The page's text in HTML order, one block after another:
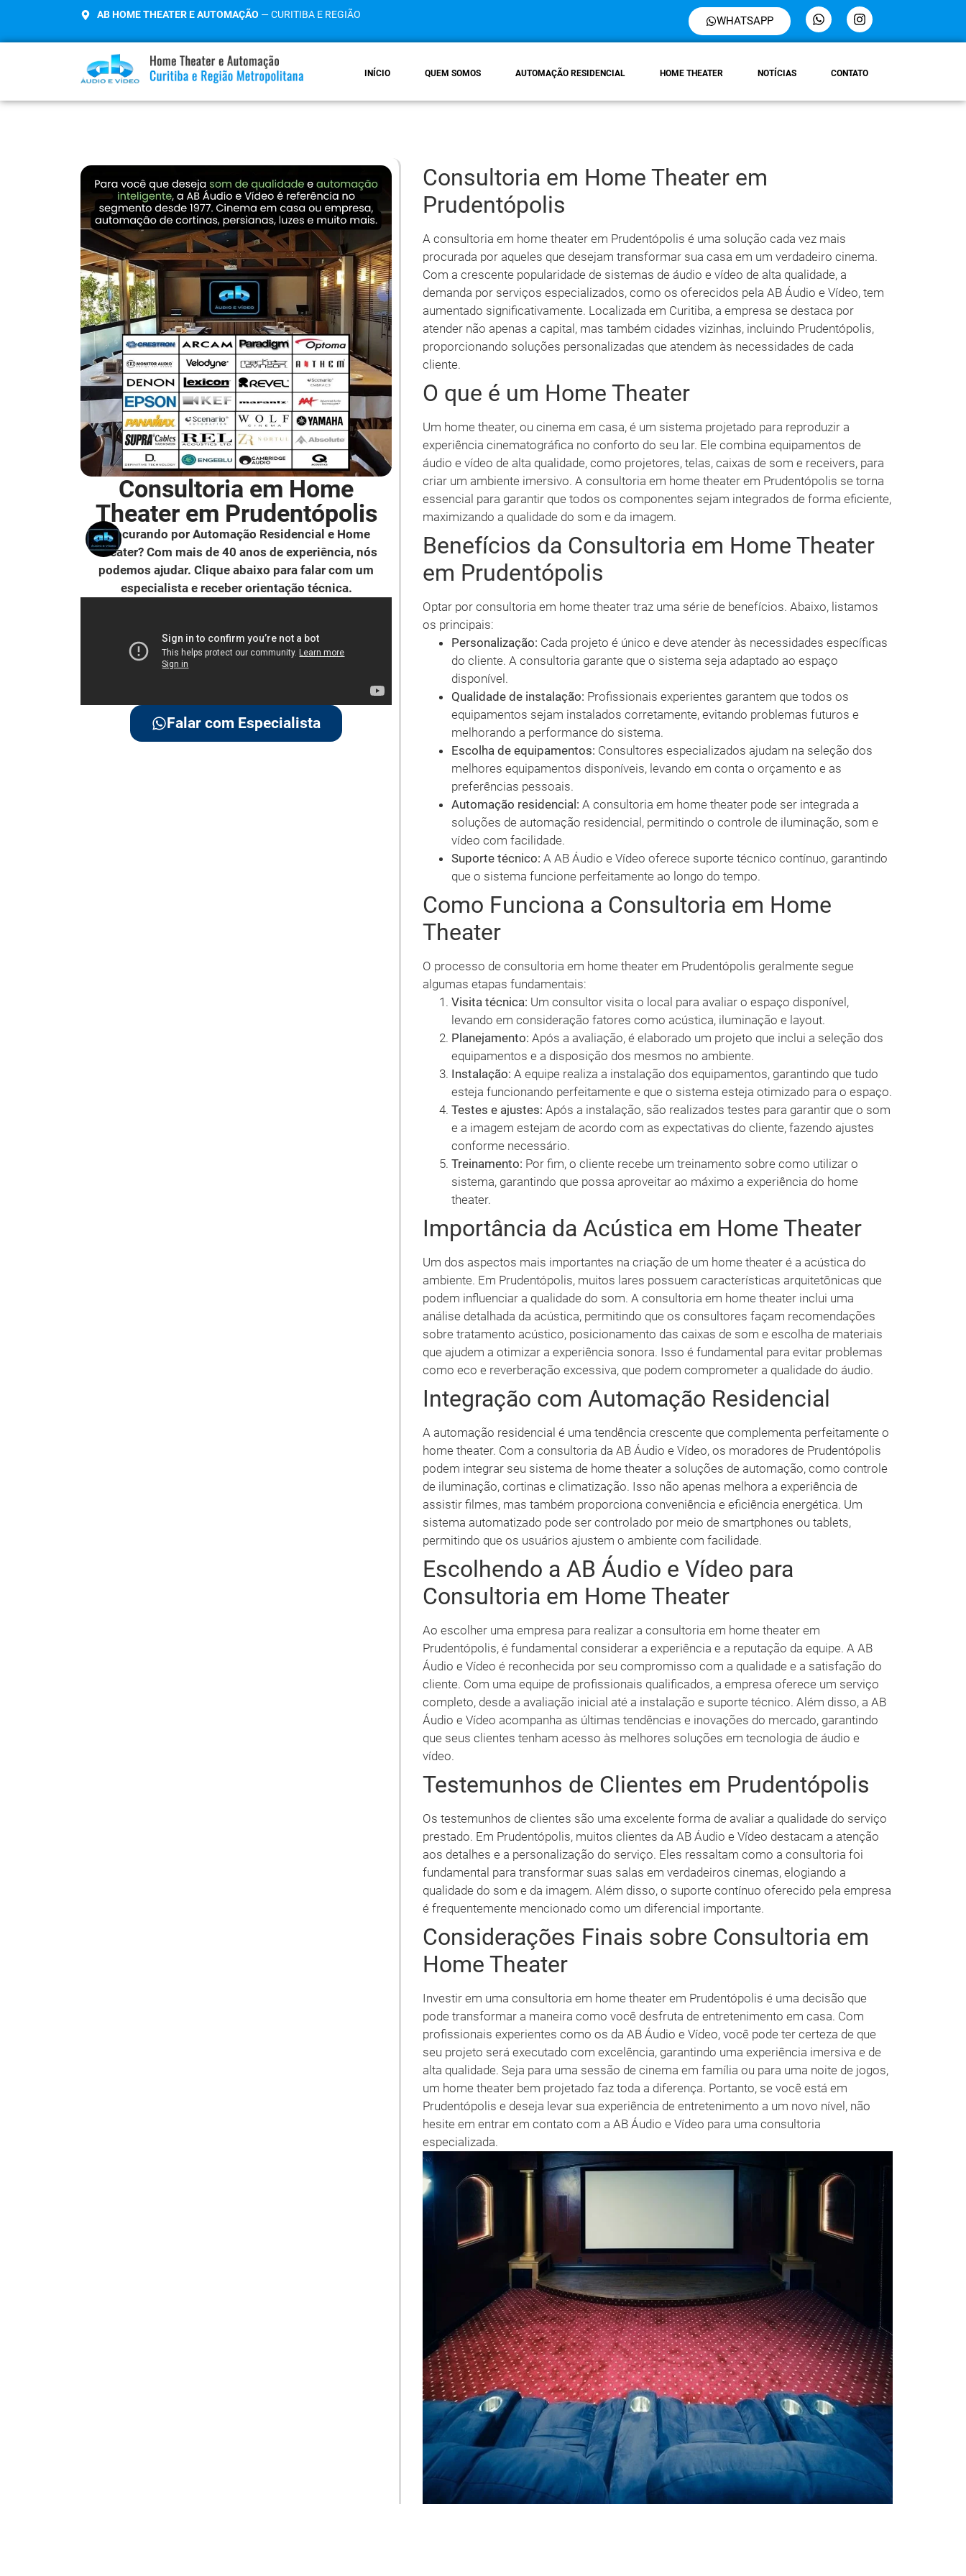
AB HOME THEATER E AUTOMAÇÃO — CURITIBA E REGIÃO WHATSAPP
INÍCIO QUEM SOMOS AUTOMAÇÃO RESIDENCIAL HOME THEATER NOTÍCIAS CONTATO
Consultoria em Home
Theater em Prudentópolis
Procurando por Automação Residencial e Home
Theater? Com mais de 40 anos de experiência, nós
podemos ajudar. Clique abaixo para falar com um
especialista e receber orientação técnica.
Falar com Especialista
Consultoria em Home Theater em
Prudentópolis
A consultoria em home theater em Prudentópolis é uma solução cada vez mais
procurada por aqueles que desejam transformar sua casa em um verdadeiro cinema.
Com a crescente popularidade de sistemas de áudio e vídeo de alta qualidade, a
demanda por serviços especializados, como os oferecidos pela AB Áudio e Vídeo, tem
aumentado significativamente. Localizada em Curitiba, a empresa se destaca por
atender não apenas a capital, mas também cidades vizinhas, incluindo Prudentópolis,
proporcionando soluções personalizadas que atendem às necessidades de cada
cliente.
O que é um Home Theater
Um home theater, ou cinema em casa, é um sistema projetado para reproduzir a
experiência cinematográfica no conforto do seu lar. Ele combina equipamentos de
áudio e vídeo de alta qualidade, como projetores, telas, caixas de som e receivers, para
criar um ambiente imersivo. A consultoria em home theater em Prudentópolis se torna
essencial para garantir que todos os componentes sejam integrados de forma eficiente,
maximizando a qualidade do som e da imagem.
Benefícios da Consultoria em Home Theater
em Prudentópolis
Optar por consultoria em home theater traz uma série de benefícios. Abaixo, listamos
os principais:
Personalização: Cada projeto é único e deve atender às necessidades específicas
do cliente. A consultoria garante que o sistema seja adaptado ao espaço
disponível.
Qualidade de instalação: Profissionais experientes garantem que todos os
equipamentos sejam instalados corretamente, evitando problemas futuros e
melhorando a performance do sistema.
Escolha de equipamentos: Consultores especializados ajudam na seleção dos
melhores equipamentos disponíveis, levando em conta o orçamento e as
preferências pessoais.
Automação residencial: A consultoria em home theater pode ser integrada a
soluções de automação residencial, permitindo o controle de iluminação, som e
vídeo com facilidade.
Suporte técnico: A AB Áudio e Vídeo oferece suporte técnico contínuo, garantindo
que o sistema funcione perfeitamente ao longo do tempo.
Como Funciona a Consultoria em Home
Theater
O processo de consultoria em home theater em Prudentópolis geralmente segue
algumas etapas fundamentais:
Visita técnica: Um consultor visita o local para avaliar o espaço disponível,
levando em consideração fatores como acústica, iluminação e layout.
Planejamento: Após a avaliação, é elaborado um projeto que inclui a seleção dos
equipamentos e a disposição dos mesmos no ambiente.
Instalação: A equipe realiza a instalação dos equipamentos, garantindo que tudo
esteja funcionando perfeitamente e que o sistema esteja otimizado para o espaço.
Testes e ajustes: Após a instalação, são realizados testes para garantir que o som
e a imagem estejam de acordo com as expectativas do cliente, fazendo ajustes
conforme necessário.
Treinamento: Por fim, o cliente recebe um treinamento sobre como utilizar o
sistema, garantindo que possa aproveitar ao máximo a experiência do home
theater.
Importância da Acústica em Home Theater
Um dos aspectos mais importantes na criação de um home theater é a acústica do
ambiente. Em Prudentópolis, muitos lares possuem características arquitetônicas que
podem influenciar a qualidade do som. A consultoria em home theater inclui uma
análise detalhada da acústica, permitindo que os consultores façam recomendações
sobre tratamento acústico, posicionamento das caixas de som e escolha de materiais
que ajudem a otimizar a experiência sonora. Isso é fundamental para evitar problemas
como eco e reverberação excessiva, que podem comprometer a qualidade do áudio.
Integração com Automação Residencial
A automação residencial é uma tendência crescente que complementa perfeitamente o
home theater. Com a consultoria da AB Áudio e Vídeo, os moradores de Prudentópolis
podem integrar seu sistema de home theater a soluções de automação, como controle
de iluminação, cortinas e climatização. Isso não apenas melhora a experiência de
assistir filmes, mas também proporciona conveniência e eficiência energética. Um
sistema automatizado pode ser controlado por meio de smartphones ou tablets,
permitindo que os usuários ajustem o ambiente com facilidade.
Escolhendo a AB Áudio e Vídeo para
Consultoria em Home Theater
Ao escolher uma empresa para realizar a consultoria em home theater em
Prudentópolis, é fundamental considerar a experiência e a reputação da equipe. A AB
Áudio e Vídeo é reconhecida por seu compromisso com a qualidade e a satisfação do
cliente. Com uma equipe de profissionais qualificados, a empresa oferece um serviço
completo, desde a avaliação inicial até a instalação e suporte técnico. Além disso, a AB
Áudio e Vídeo acompanha as últimas tendências e inovações do mercado, garantindo
que seus clientes tenham acesso às melhores soluções em tecnologia de áudio e
vídeo.
Testemunhos de Clientes em Prudentópolis
Os testemunhos de clientes são uma excelente forma de avaliar a qualidade do serviço
prestado. Em Prudentópolis, muitos clientes da AB Áudio e Vídeo destacam a atenção
aos detalhes e a personalização do serviço. Eles ressaltam como a consultoria foi
fundamental para transformar suas salas em verdadeiros cinemas, elogiando a
qualidade do som e da imagem. Além disso, o suporte contínuo oferecido pela empresa
é frequentemente mencionado como um diferencial importante.
Considerações Finais sobre Consultoria em
Home Theater
Investir em uma consultoria em home theater em Prudentópolis é uma decisão que
pode transformar a maneira como você desfruta de entretenimento em casa. Com
profissionais experientes como os da AB Áudio e Vídeo, você pode ter certeza de que
seu projeto será executado com excelência, garantindo uma experiência imersiva e de
alta qualidade. Seja para uma sessão de cinema em família ou para uma noite de jogos,
um home theater bem projetado faz toda a diferença. Portanto, se você está em
Prudentópolis e deseja levar sua experiência de entretenimento a um novo nível, não
hesite em entrar em contato com a AB Áudio e Vídeo para uma consultoria
especializada.